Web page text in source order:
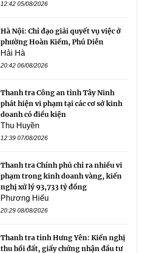
12:42 05/08/2026
Hà Nội: Chỉ đạo giải quyết vụ việc ở
phường Hoàn Kiếm, Phú Diễn
Hải Hà
20:42 06/08/2026
Thanh tra Công an tỉnh Tây Ninh
phát hiện vi phạm tại các cơ sở kinh
doanh có điều kiện
Thu Huyền
12:39 07/08/2026
Thanh tra Chính phủ chỉ ra nhiều vi
phạm trong kinh doanh vàng, kiến
nghị xử lý 93,733 tỷ đồng
Phương Hiếu
20:29 08/08/2026
Thanh tra tỉnh Hưng Yên: Kiến nghị
thu hồi đất, giấy chứng nhận đầu tư